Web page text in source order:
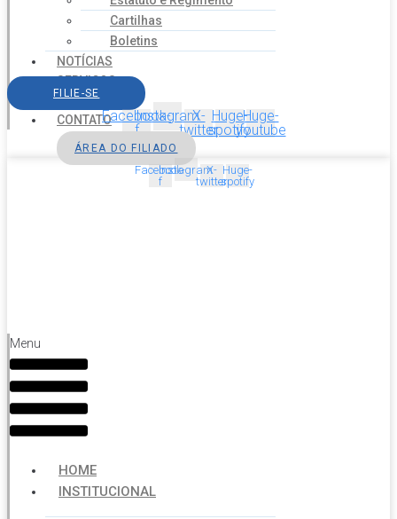
Cartilhas
Boletins
NOTÍCIAS
SERVIÇOS
AGENDA
CONTATO
FILIE-SE
Facebook-
f
InstagramX-
twitter
Huge-
spotify
Huge-
youtube
ÁREA DO FILIADO
Facebook-
f
InstagramX-
twitter
Huge-
spotify
Menu
HOME
INSTITUCIONAL